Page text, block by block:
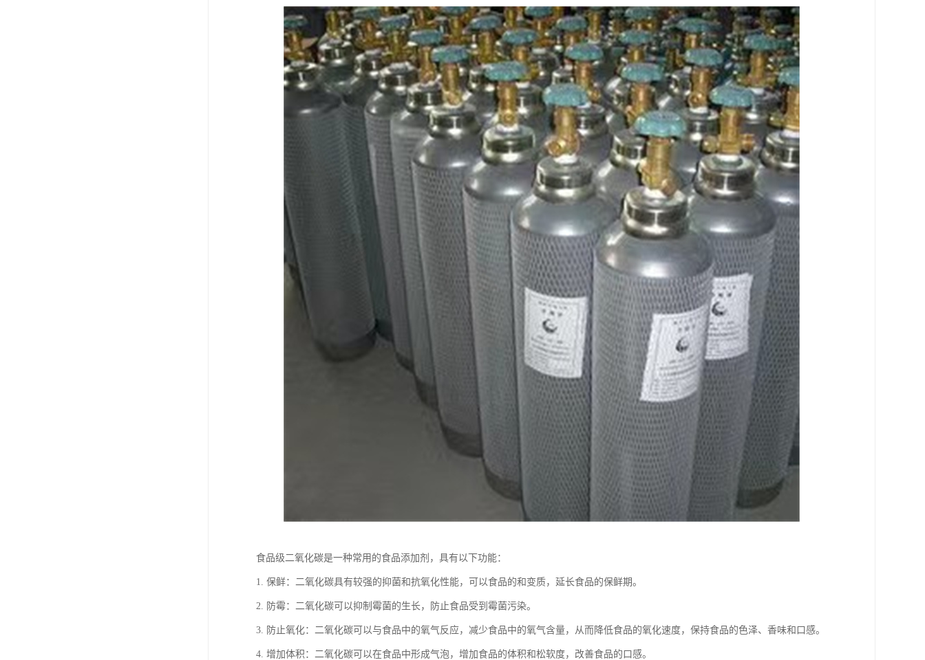
食品级二氧化碳是一种常用的食品添加剂，具有以下功能：
1. 保鲜：二氧化碳具有较强的抑菌和抗氧化性能，可以食品的和变质，延长食品的保鲜期。
2. 防霉：二氧化碳可以抑制霉菌的生长，防止食品受到霉菌污染。
3. 防止氧化：二氧化碳可以与食品中的氧气反应，减少食品中的氧气含量，从而降低食品的氧化速度，保持食品的色泽、香味和口感。
4. 增加体积：二氧化碳可以在食品中形成气泡，增加食品的体积和松软度，改善食品的口感。